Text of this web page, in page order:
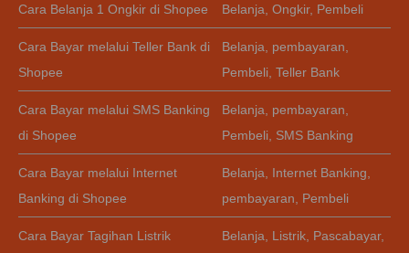
Cara Belanja 1 Ongkir di Shopee Belanja, Ongkir, Pembeli
Cara Bayar melalui Teller Bank di
Shopee
Belanja, pembayaran,
Pembeli, Teller Bank
Cara Bayar melalui SMS Banking
di Shopee
Belanja, pembayaran,
Pembeli, SMS Banking
Cara Bayar melalui Internet
Banking di Shopee
Belanja, Internet Banking,
pembayaran, Pembeli
Cara Bayar Tagihan Listrik
Belanja, Listrik, Pascabayar,